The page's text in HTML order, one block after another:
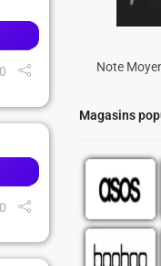
Note
Magasins